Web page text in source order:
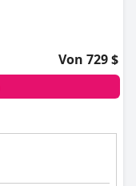
Von 729 $